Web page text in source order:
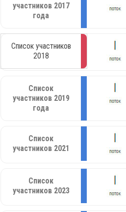
участников 2017
года
Список участников
2018
Список
участников 2019
года
Список
участников 2021
Список
участников 2023